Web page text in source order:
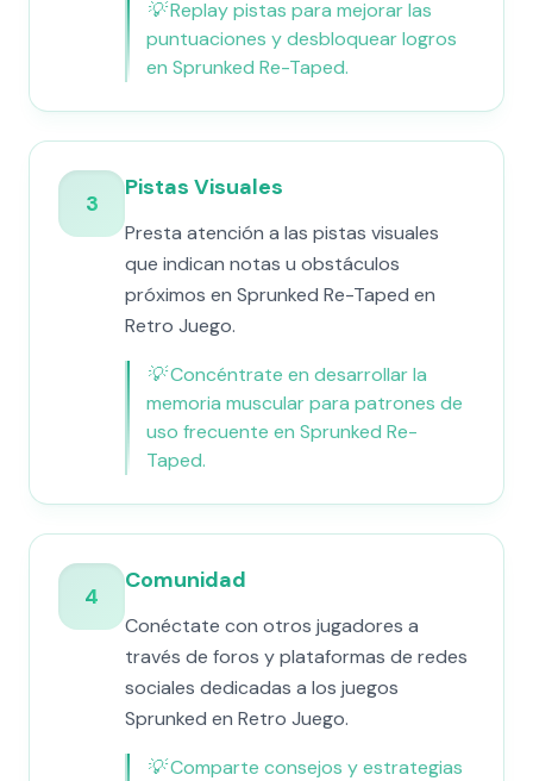
💡Replay pistas para mejorar las
puntuaciones y desbloquear logros
en Sprunked Re-Taped.
3
Pistas Visuales
Presta atención a las pistas visuales
que indican notas u obstáculos
próximos en Sprunked Re-Taped en
Retro Juego.
💡Concéntrate en desarrollar la
memoria muscular para patrones de
uso frecuente en Sprunked Re-
Taped.
4
Comunidad
Conéctate con otros jugadores a
través de foros y plataformas de redes
sociales dedicadas a los juegos
Sprunked en Retro Juego.
💡Comparte consejos y estrategias